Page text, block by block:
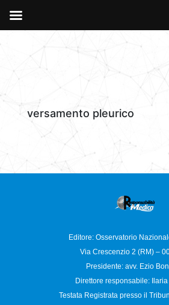
versamento pleurico
Editore: Osservatorio
Via Crescenzio 2 (RM) –
Presidente: avv. Ezio
Direttore responsabile:
Testata Registrata presso il